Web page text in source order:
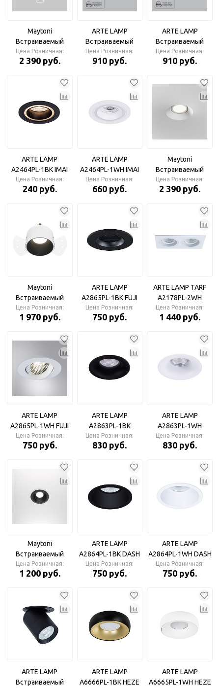
комплекте
комплекте
Maytoni
Встраиваемый
светильник Intro
GU10 9Вт IP 20
Цена Розничная:
2 390 руб.
ARTE LAMP
Встраиваемый
светильник DUCRE
A8095PL-1BK
Цена Розничная:
910 руб.
ARTE LAMP
Встраиваемый
светильник DUCRE
A8095PL-1WH
Цена Розничная:
910 руб.
ARTE LAMP
A2464PL-1BK IMAI
Светильник
Цена Розничная:
240 руб.
ARTE LAMP
A2464PL-1WH IMAI
Светильник
Цена Розничная:
660 руб.
Maytoni
Встраиваемый
светильник Intro
GU10 9Вт IP 20
Цена Розничная:
2 390 руб.
Maytoni
Встраиваемый
светильник Share
DL051-01-GU10-RD-
Цена Розничная:
1 970 руб.
ARTE LAMP
A2865PL-1BK FUJI
Светильник
Цена Розничная:
750 руб.
ARTE LAMP TARF
A2178PL-2WH
Светильник
Цена Розничная:
1 440 руб.
ARTE LAMP
A2865PL-1WH FUJI
Светильник
Цена Розничная:
750 руб.
ARTE LAMP
A2863PL-1BK
CORNO Светильник
Цена Розничная:
830 руб.
ARTE LAMP
A2863PL-1WH
CORNO Светильник
Цена Розничная:
830 руб.
Maytoni
Встраиваемый
светильник DL032-
2-01B Zoom IP65
Цена Розничная:
1 200 руб.
ARTE LAMP
A2864PL-1BK DASH
GU10*35W
Светильник
Цена Розничная:
750 руб.
ARTE LAMP
A2864PL-1WH DASH
GU10*35 W
Светильник
Цена Розничная:
750 руб.
ARTE LAMP
Встраиваемый
ARTE LAMP
A6666PL-1BK HEZE
ARTE LAMP
A6665PL-1WH HEZE